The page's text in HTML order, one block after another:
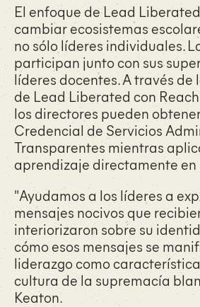
El enfoque de Lead
cambiar ecosistemas
no sólo líderes individuales.
participan junto con sus
líderes docentes. A través de
de Lead Liberated con
los directores pueden
Credencial de Servicios
Transparentes mientras
aprendizaje directamente en
"Ayudamos a los líderes a
mensajes nocivos que
interiorizaron sobre su
cómo esos mensajes se
liderazgo como
cultura de la supremacía
Keaton.